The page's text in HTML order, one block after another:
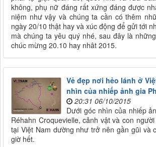
không, phụ nữ đáng rất xứng đáng được
niệm như vậy và chúng ta cần có thêm
ngày 20/10 thật hay và xúc động để gửi tới
mà chúng ta yêu quý nhé, sau đây là
chúc mừng 20.10 hay nhât 2015.
Vẻ đẹp nơi hẻo lánh ở
nhìn của nhiếp ảnh gia
20:31 06/10/2015
Dưới góc nhìn của nhiếp
Réhahn Croquevielle, cảnh vật và con
tại Việt Nam dường như trở nên gần gũi và
giờ hết.